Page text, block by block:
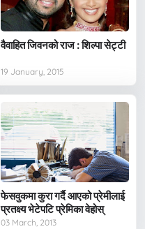
वैवाहित जिवनको राज : शिल्पा सेट्टी
19 January, 2015
फेसवुकमा कुरा गर्दै आएको प्रेमीलाई
प्रतक्ष्य भेटेपटि प्रेमिका वेहोस्
03 March, 2013